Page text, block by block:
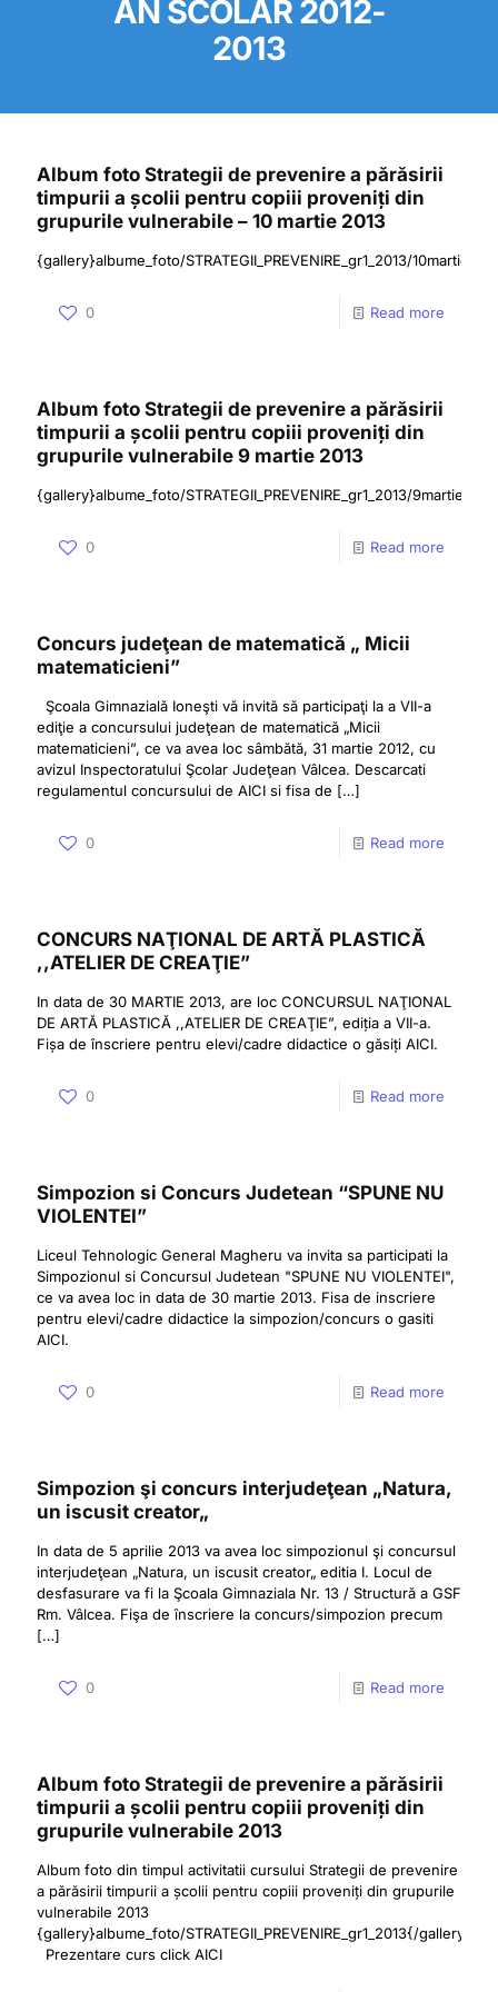
AN SCOLAR 2012-
2013
Album foto Strategii de prevenire a părăsirii
timpurii a școlii pentru copiii proveniți din
grupurile vulnerabile – 10 martie 2013
{gallery}albume_foto/STRATEGII_PREVENIRE_gr1_2013/10martie{/
0 Read more
Album foto Strategii de prevenire a părăsirii
timpurii a școlii pentru copiii proveniți din
grupurile vulnerabile 9 martie 2013
{gallery}albume_foto/STRATEGII_PREVENIRE_gr1_2013/9martie{/
0 Read more
Concurs judeţean de matematică „ Micii
matematicieni”
Şcoala Gimnazială Ioneşti vă invită să participaţi la a VII-a
ediţie a concursului judeţean de matematică „Micii
matematicieni”, ce va avea loc sâmbătă, 31 martie 2012, cu
avizul Inspectoratului Şcolar Judeţean Vâlcea. Descarcati
regulamentul concursului de AICI si fisa de […]
0 Read more
CONCURS NAŢIONAL DE ARTĂ PLASTICĂ
,,ATELIER DE CREAŢIE”
In data de 30 MARTIE 2013, are loc CONCURSUL NAŢIONAL
DE ARTĂ PLASTICĂ ,,ATELIER DE CREAŢIE”, ediția a VII-a.
Fișa de înscriere pentru elevi/cadre didactice o găsiți AICI.
0 Read more
Simpozion si Concurs Judetean “SPUNE NU
VIOLENTEI”
Liceul Tehnologic General Magheru va invita sa participati la
Simpozionul si Concursul Judetean "SPUNE NU VIOLENTEI",
ce va avea loc in data de 30 martie 2013. Fisa de inscriere
pentru elevi/cadre didactice la simpozion/concurs o gasiti
AICI.
0 Read more
Simpozion şi concurs interjudeţean „Natura,
un iscusit creator„
In data de 5 aprilie 2013 va avea loc simpozionul şi concursul
interjudeţean „Natura, un iscusit creator„ editia I. Locul de
desfasurare va fi la Şcoala Gimnaziala Nr. 13 / Structură a GSF
Rm. Vâlcea. Fişa de înscriere la concurs/simpozion precum
[…]
0 Read more
Album foto Strategii de prevenire a părăsirii
timpurii a școlii pentru copiii proveniți din
grupurile vulnerabile 2013
Album foto din timpul activitatii cursului Strategii de prevenire
a părăsirii timpurii a școlii pentru copiii proveniți din grupurile
vulnerabile 2013
{gallery}albume_foto/STRATEGII_PREVENIRE_gr1_2013{/gallery}
Prezentare curs click AICI